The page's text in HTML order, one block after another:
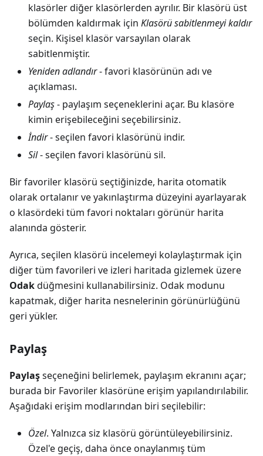
klasörler diğer klasörlerden ayrılır. Bir klasörü üst
bölümden kaldırmak için Klasörü sabitlenmeyi kaldır
seçin. Kişisel klasör varsayılan olarak
sabitlenmiştir.
Yeniden adlandır- favori klasörünün adı ve
açıklaması.
Paylaş- paylaşım seçeneklerini açar. Bu klasöre
kimin erişebileceğini seçebilirsiniz.
İndir- seçilen favori klasörünü indir.
Sil- seçilen favori klasörünü sil.
Bir favoriler klasörü seçtiğinizde, harita otomatik
olarak ortalanır ve yakınlaştırma düzeyini ayarlayarak
o klasördeki tüm favori noktaları görünür harita
alanında gösterir.
Ayrıca, seçilen klasörü incelemeyi kolaylaştırmak için
diğer tüm favorileri ve izleri haritada gizlemek üzere
Odakdüğmesini kullanabilirsiniz. Odak modunu
kapatmak, diğer harita nesnelerinin görünürlüğünü
geri yükler.
Paylaş
Paylaşseçeneğini belirlemek, paylaşım ekranını açar;
burada bir Favoriler klasörüne erişim yapılandırılabilir.
Aşağıdaki erişim modlarından biri seçilebilir:
Özel. Yalnızca siz klasörü görüntüleyebilirsiniz.
Özel'e geçiş, daha önce onaylanmış tüm